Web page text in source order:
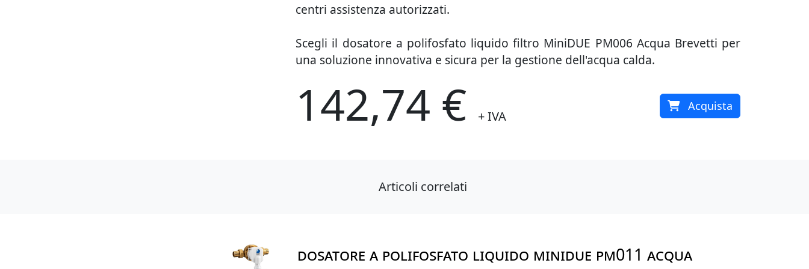
centri assistenza autorizzati.
Scegli il dosatore a polifosfato liquido filtro MiniDUE PM006 Acqua Brevetti per
una soluzione innovativa e sicura per la gestione dell'acqua calda.
142,74 € + IVA
Acquista
Articoli correlati
DOSATORE A POLIFOSFATO LIQUIDO MINIDUE PM011 ACQUA